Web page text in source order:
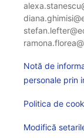
Notă de
personale prin
Politica de
Modifică